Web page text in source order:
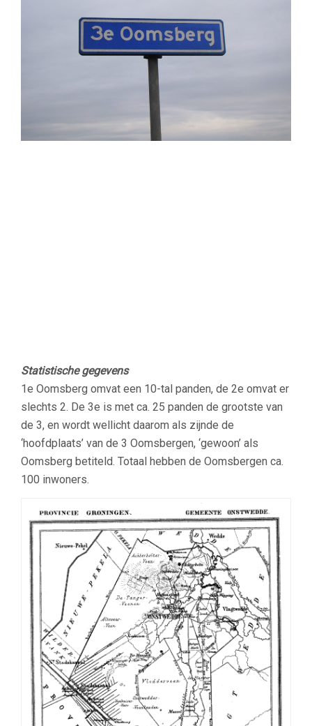
Statistische gegevens
1e Oomsberg omvat een 10-tal panden, de 2e omvat er
slechts 2. De 3e is met ca. 25 panden de grootste van
de 3, en wordt wellicht daarom als zijnde de
‘hoofdplaats’ van de 3 Oomsbergen, ‘gewoon’ als
Oomsberg betiteld. Totaal hebben de Oomsbergen ca.
100 inwoners.